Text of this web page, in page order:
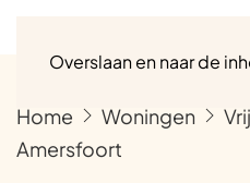
Overslaan en naar de
Home Woningen
Amersfoort